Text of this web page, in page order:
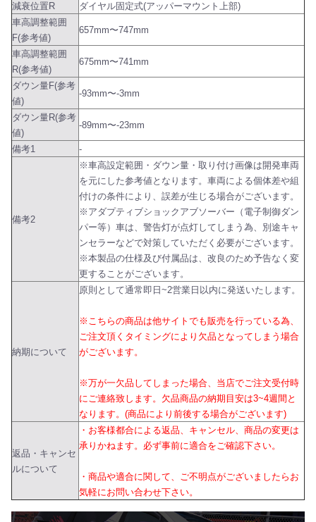
減衰位置R
ダイヤル固定式(アッパーマウント上部)
車高調整範囲
F(参考値)
657mm〜747mm
車高調整範囲
R(参考値)
675mm〜741mm
ダウン量F(参考
値)
-93mm〜-3mm
ダウン量R(参考
値)
-89mm〜-23mm
備考1 -
備考2
※車高設定範囲・ダウン量・取り付け画像は開発車両
を元にした参考値となります。車両による個体差や組
付けの条件により、誤差が生じる場合がございます。
※アダプティブショックアブソーバー（電子制御ダン
パー等）車は、警告灯が点灯してしまう為、別途キャ
ンセラーなどで対策していただく必要がございます。
※本製品の仕様及び付属品は、改良のため予告なく変
更することがございます。
納期について
原則として通常即日~2営業日以内に発送いたします。
※こちらの商品は他サイトでも販売を行っている為、
ご注文頂くタイミングにより欠品となってしまう場合
がございます。
※万が一欠品してしまった場合、当店でご注文受付時
にご連絡致します。欠品商品の納期目安は3~4週間と
なります。(商品により前後する場合がございます)
返品・キャンセ
ルについて
・お客様都合による返品、キャンセル、商品の変更は
承りかねます。必ず事前に適合をご確認下さい。
・商品や適合に関して、ご不明点がございましたらお
気軽にお問い合わせ下さい。